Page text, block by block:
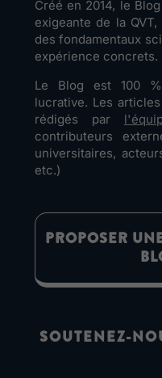
Créé en 2014, le
exigeante de la
des fondamentaux
expérience concrets.
Le Blog est 100
lucrative. Les
rédigés par
contributeurs
universitaires,
etc.)
PROPOSER
SOUTENEZ-